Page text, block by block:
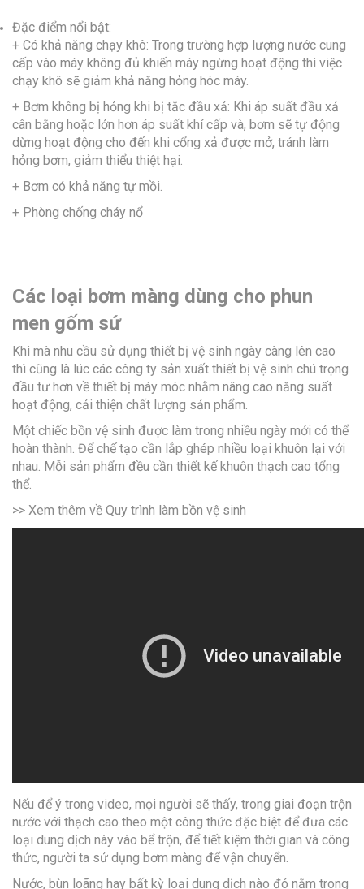
Đặc điểm nổi bật:
+ Có khả năng chạy khô: Trong trường hợp lượng nước cung
cấp vào máy không đủ khiến máy ngừng hoạt động thì việc
chạy khô sẽ giảm khả năng hỏng hóc máy.
+ Bơm không bị hỏng khi bị tắc đầu xả: Khi áp suất đầu xả
cân bằng hoặc lớn hơn áp suất khí cấp và, bơm sẽ tự động
dừng hoạt động cho đến khi cổng xả được mở, tránh làm
hỏng bơm, giảm thiểu thiệt hại.
+ Bơm có khả năng tự mồi.
+ Phòng chống cháy nổ
Các loại bơm màng dùng cho phun
men gốm sứ
Khi mà nhu cầu sử dụng thiết bị vệ sinh ngày càng lên cao
thì cũng là lúc các công ty sản xuất thiết bị vệ sinh chú trọng
đầu tư hơn về thiết bị máy móc nhằm nâng cao năng suất
hoạt động, cải thiện chất lượng sản phẩm.
Một chiếc bồn vệ sinh được làm trong nhiều ngày mới có thể
hoàn thành. Để chế tạo cần lắp ghép nhiều loại khuôn lại với
nhau. Mỗi sản phẩm đều cần thiết kế khuôn thạch cao tổng
thể.
>> Xem thêm về Quy trình làm bồn vệ sinh
Nếu để ý trong video, mọi người sẽ thấy, trong giai đoạn trộn
nước với thạch cao theo một công thức đặc biệt để đưa các
loại dung dịch này vào bể trộn, để tiết kiệm thời gian và công
thức, người ta sử dụng bơm màng để vận chuyển.
Nước, bùn loãng hay bất kỳ loại dung dịch nào đó nằm trong